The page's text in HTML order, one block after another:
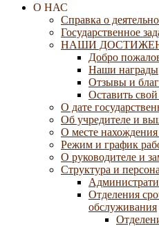
О НАС
Справка о
Государственное
НАШИ
Добро
Наши награды
Отзывы и
Оставить
О дате
Об учредителе и
О месте
Режим и график
О руководителе и
Структура и
Отделения
обслуживания